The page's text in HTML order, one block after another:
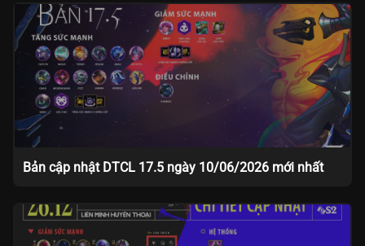
Bản cập nhật DTCL 17.5 ngày 10/06/2026 mới nhất